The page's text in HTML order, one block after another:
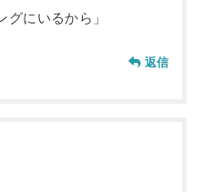
グにいるから」
返信